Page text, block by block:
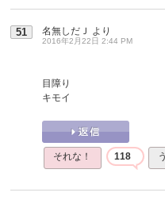
51 名無しだＪ より
2016年2月22日 2:44 PM
目障り
キモイ
それな！ 118